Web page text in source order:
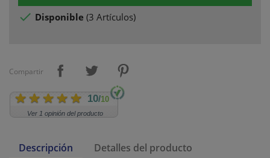
 Disponible (3 Artículos)
Compartir
10/10
Ver 1 opinión del producto
Descripción
Detalles del producto